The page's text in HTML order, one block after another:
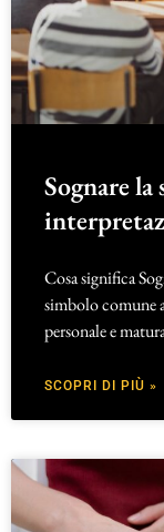
Sognare
Cosa significa
simbolo comune
personale e
SCOPRI DI PIÙ »